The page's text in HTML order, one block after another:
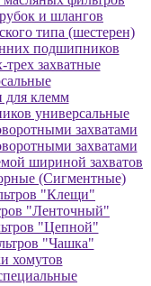
и шлангов
типа (шестерен)
подшипников
захватные
для клемм
универсальные
захватами
захватами
шириной захватов
(Сигментные)
"Клещи"
"Ленточный"
"Цепной"
"Чашка"
хомутов